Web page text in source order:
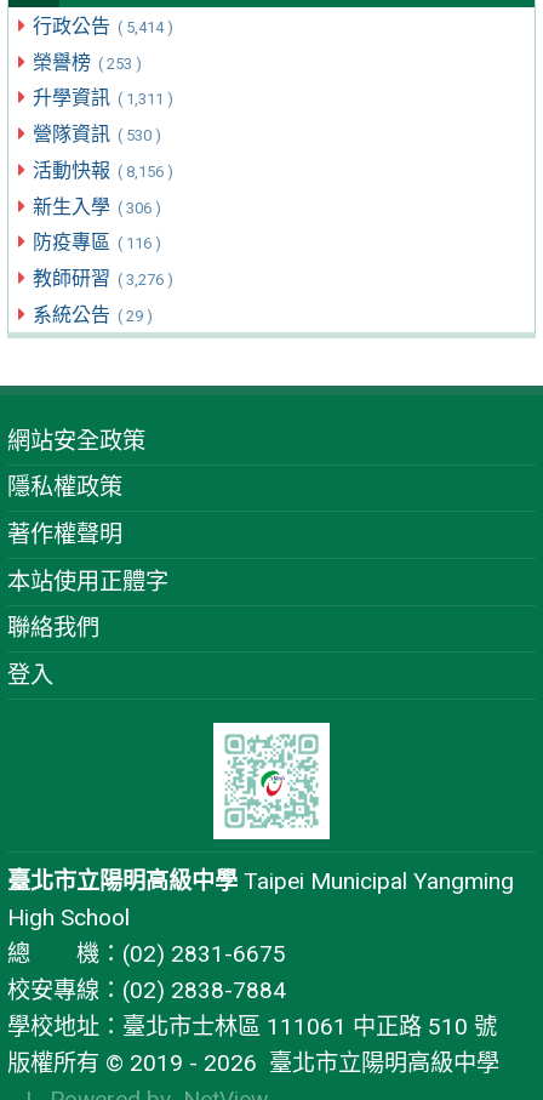
行政公告 ( 5,414 )
榮譽榜 ( 253 )
升學資訊 ( 1,311 )
營隊資訊 ( 530 )
活動快報 ( 8,156 )
新生入學 ( 306 )
防疫專區 ( 116 )
教師研習 ( 3,276 )
系統公告 ( 29 )
網站安全政策
隱私權政策
著作權聲明
本站使用正體字
聯絡我們
登入
臺北市立陽明高級中學 Taipei Municipal Yangming
High School
總 機：(02) 2831-6675
校安專線：(02) 2838-7884
學校地址：臺北市士林區 111061 中正路 510 號
版權所有 © 2019 - 2026 臺北市立陽明高級中學